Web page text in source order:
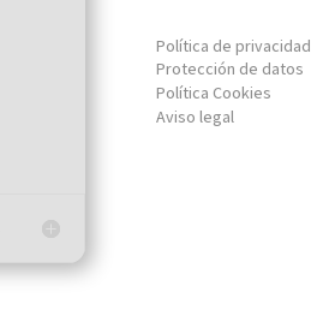
Política de privacidad
Protección de datos
Política Cookies
Aviso legal